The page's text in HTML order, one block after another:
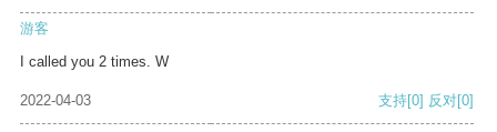
游客
I called you 2 times. W
2022-04-03 支持[0] 反对[0]